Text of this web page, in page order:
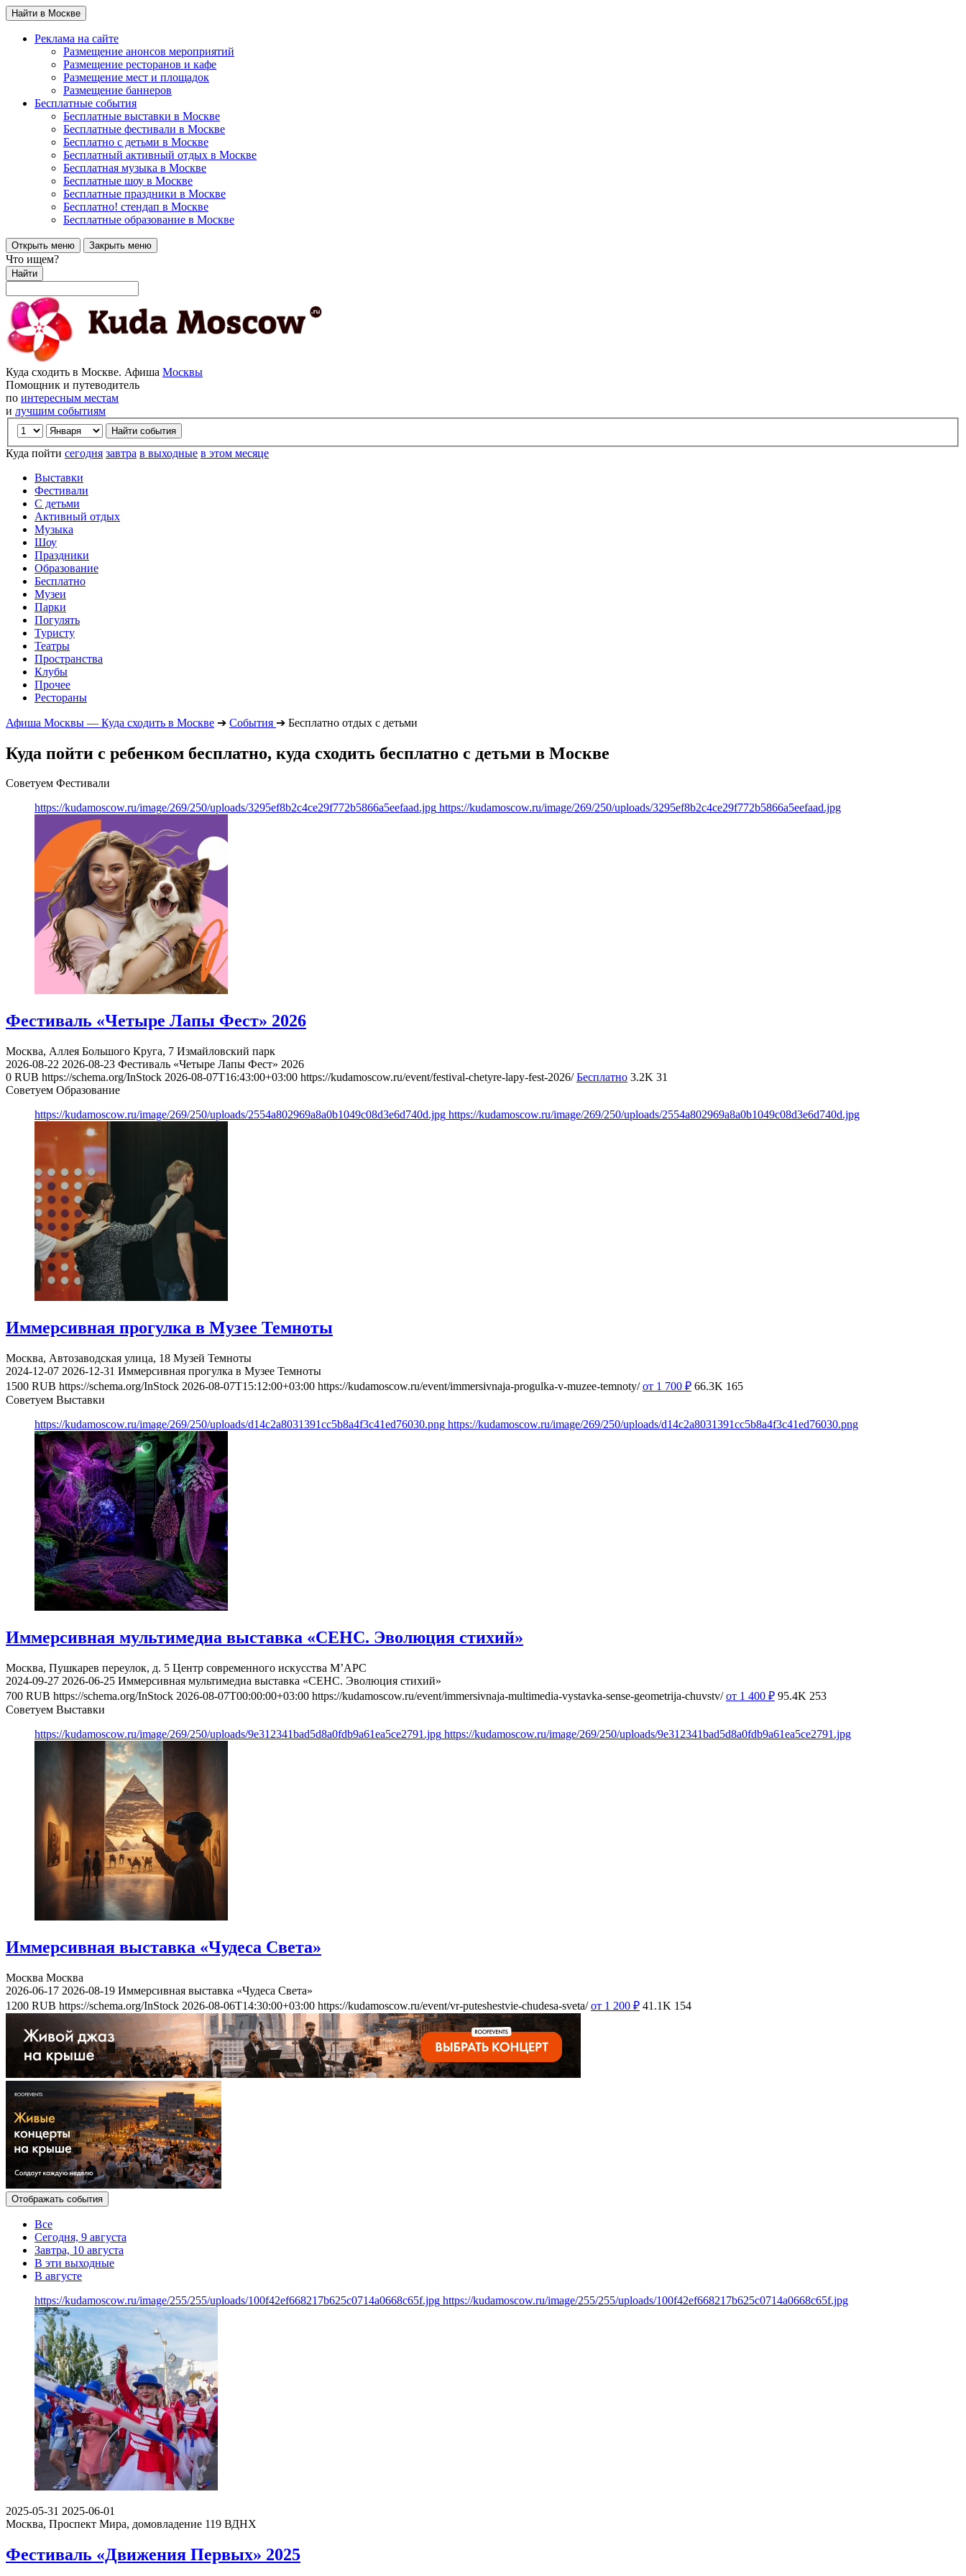
Найти в Москве
Реклама на сайте
Размещение анонсов мероприятий
Размещение ресторанов и кафе
Размещение мест и площадок
Размещение баннеров
Бесплатные события
Бесплатные выставки в Москве
Бесплатные фестивали в Москве
Бесплатно с детьми в Москве
Бесплатный активный отдых в Москве
Бесплатная музыка в Москве
Бесплатные шоу в Москве
Бесплатные праздники в Москве
Бесплатно! стендап в Москве
Бесплатные образование в Москве
Открыть меню Закрыть меню
Что ищем?
Найти
Куда сходить в Москве. Афиша Москвы
Помощник и путеводитель
по интересным местам
и лучшим событиям
Куда пойти сегодня завтра в выходные в этом месяце
Выставки
Фестивали
С детьми
Активный отдых
Музыка
Шоу
Праздники
Образование
Бесплатно
Музеи
Парки
Погулять
Туристу
Театры
Пространства
Клубы
Прочее
Рестораны
Афиша Москвы — Куда сходить в Москве ➔ События ➔ Бесплатно отдых с детьми
Куда пойти с ребенком бесплатно, куда сходить бесплатно с детьми в Москве
Советуем Фестивали
https://kudamoscow.ru/image/269/250/uploads/3295ef8b2c4ce29f772b5866a5eefaad.jpg https://kudamoscow.ru/image/269/250/uploads/3295ef8b2c4ce29f772b5866a5eefaad.jpg
Фестиваль «Четыре Лапы Фест» 2026
Москва, Аллея Большого Круга, 7 Измайловский парк
2026-08-22 2026-08-23 Фестиваль «Четыре Лапы Фест» 2026
0 RUB https://schema.org/InStock 2026-08-07T16:43:00+03:00 https://kudamoscow.ru/event/festival-chetyre-lapy-fest-2026/ Бесплатно 3.2K 31
Советуем Образование
https://kudamoscow.ru/image/269/250/uploads/2554a802969a8a0b1049c08d3e6d740d.jpg https://kudamoscow.ru/image/269/250/uploads/2554a802969a8a0b1049c08d3e6d740d.jpg
Иммерсивная прогулка в Музее Темноты
Москва, Автозаводская улица, 18 Музей Темноты
2024-12-07 2026-12-31 Иммерсивная прогулка в Музее Темноты
1500 RUB https://schema.org/InStock 2026-08-07T15:12:00+03:00 https://kudamoscow.ru/event/immersivnaja-progulka-v-muzee-temnoty/ от 1 700 ₽ 66.3K 165
Советуем Выставки
https://kudamoscow.ru/image/269/250/uploads/d14c2a8031391cc5b8a4f3c41ed76030.png https://kudamoscow.ru/image/269/250/uploads/d14c2a8031391cc5b8a4f3c41ed76030.png
Иммерсивная мультимедиа выставка «СЕНС. Эволюция стихий»
Москва, Пушкарев переулок, д. 5 Центр современного искусства М’АРС
2024-09-27 2026-06-25 Иммерсивная мультимедиа выставка «СЕНС. Эволюция стихий»
700 RUB https://schema.org/InStock 2026-08-07T00:00:00+03:00 https://kudamoscow.ru/event/immersivnaja-multimedia-vystavka-sense-geometrija-chuvstv/ от 1 400 ₽ 95.4K 253
Советуем Выставки
https://kudamoscow.ru/image/269/250/uploads/9e312341bad5d8a0fdb9a61ea5ce2791.jpg https://kudamoscow.ru/image/269/250/uploads/9e312341bad5d8a0fdb9a61ea5ce2791.jpg
Иммерсивная выставка «Чудеса Света»
Москва Москва
2026-06-17 2026-08-19 Иммерсивная выставка «Чудеса Света»
1200 RUB https://schema.org/InStock 2026-08-06T14:30:00+03:00 https://kudamoscow.ru/event/vr-puteshestvie-chudesa-sveta/ от 1 200 ₽ 41.1K 154
Отображать события
Все
Сегодня, 9 августа
Завтра, 10 августа
В эти выходные
В августе
https://kudamoscow.ru/image/255/255/uploads/100f42ef668217b625c0714a0668c65f.jpg https://kudamoscow.ru/image/255/255/uploads/100f42ef668217b625c0714a0668c65f.jpg
2025-05-31 2025-06-01
Москва, Проспект Мира, домовладение 119 ВДНХ
Фестиваль «Движения Первых» 2025